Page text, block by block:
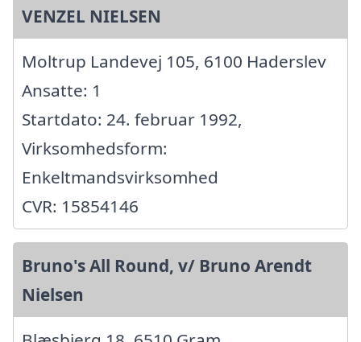
VENZEL NIELSEN
Moltrup Landevej 105, 6100 Haderslev
Ansatte: 1
Startdato: 24. februar 1992,
Virksomhedsform:
Enkeltmandsvirksomhed
CVR: 15854146
Bruno's All Round, v/ Bruno Arendt
Nielsen